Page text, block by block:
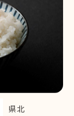
県北